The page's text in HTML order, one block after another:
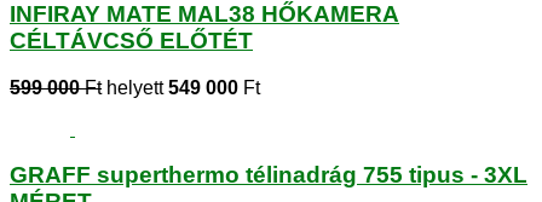
INFIRAY MATE MAL38 HŐKAMERA
CÉLTÁVCSŐ ELŐTÉT
599 000 Fthelyett549 000 Ft
GRAFF superthermo télinadrág 755 tipus - 3XL